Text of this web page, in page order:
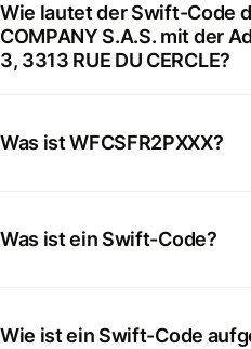
Wie lautet der Swift-Code
COMPANY S.A.S. mit der
3, 3313 RUE DU CERCLE?
Was ist WFCSFR2PXXX?
Was ist ein Swift-Code?
Wie ist ein Swift-Code